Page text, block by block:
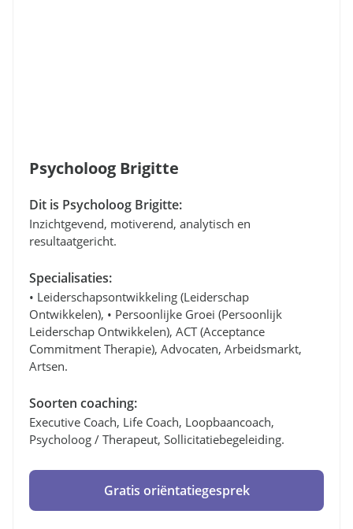
Psycholoog Brigitte
Dit is Psycholoog Brigitte:
Inzichtgevend, motiverend, analytisch en
resultaatgericht.
Specialisaties:
• Leiderschapsontwikkeling (leiderschap
Ontwikkelen), • Persoonlijke Groei (persoonlijk
Leiderschap Ontwikkelen), ACT (Acceptance
Commitment Therapie), Advocaten, Arbeidsmarkt,
Artsen.
Soorten coaching:
Executive Coach, Life Coach, Loopbaancoach,
Psycholoog / Therapeut, Sollicitatiebegeleiding.
Gratis oriëntatiegesprek